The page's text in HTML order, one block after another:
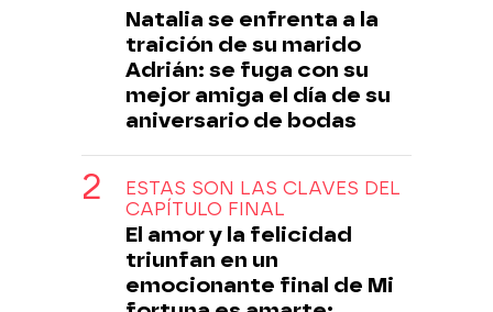
Natalia se enfrenta a la
traición de su marido
Adrián: se fuga con su
mejor amiga el día de su
aniversario de bodas
ESTAS SON LAS CLAVES DEL
CAPÍTULO FINAL
El amor y la felicidad
triunfan en un
emocionante final de Mi